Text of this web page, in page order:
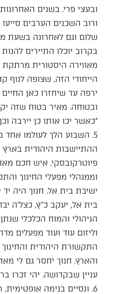
ובעצי פרי. בשנים
ורוב השכנים הערבים
שלום וגם לאחרונה בשעת
בקרוב יוכלו התיירים
מאווירה היסטורית
הייחודי הזה, שצופה לנוף
ירפה עד שיחזרו כאן
ובטוחה. מאיר בטוח שזה
“כאשר יכו אותו כן יירבה
5. השבוע הלך לעולמו אחד
ההתיישבות היהודית
פיוטרקובסקי. איש חכם
וממנהלי מפעלי החינוך
ישיבת בית אל. חנוך היה יד
בית אל, יעקב כ’’ץ, כצל’ה
הניהולי והמוח הכלכלי
וליזום עוד ועוד מפעלים
התקשורת היהודית
והארץ. חנוך יחסר גם לי
עניין שבקדושה. יהי זכרו
6. ונסיים בנימה